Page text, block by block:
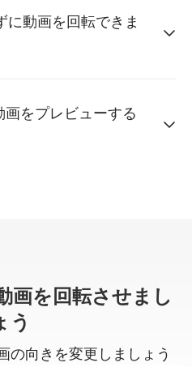
に動画を回転できま
をプレビューする
画を回転させまし
う
の向きを変更しましょう